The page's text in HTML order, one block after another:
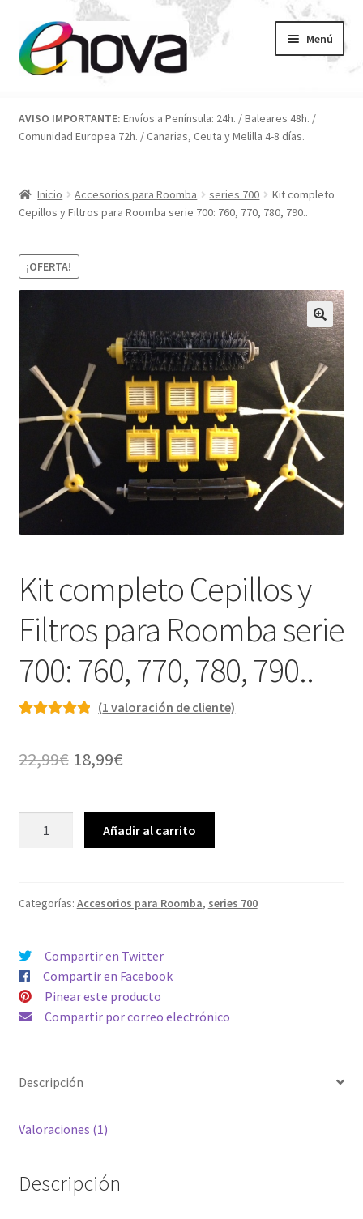
a
la
al
contenido
Menú
Blog
Contacto
ENOVA
Finalizar compra
AVISO IMPORTANTE: Envíos a Península: 24h. / Baleares 48h. /
Comunidad Europea 72h. / Canarias, Ceuta y Melilla 4-8 días.
Inicio Accesorios para Roomba series 700
Kit completo
Cepillos y Filtros para Roomba serie 700: 760, 770, 780, 790..
¡OFERTA!
Kit completo Cepillos y
Filtros para Roomba serie
700: 760, 770, 780, 790..
base a
(1 valoración de cliente)
22,99€ El
original
era:
18,99€El
actual
es:
Filtros
serie
700:
760,
770,
cantidad
Añadir al carrito
Categorías: Accesorios para Roomba, series 700
Compartir en Twitter
Compartir en Facebook
Pinear este producto
Compartir por correo electrónico
Descripción
Valoraciones (1)
Descripción